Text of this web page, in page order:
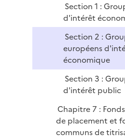
e
r
Section 1 :
d'intérêt
Section 2 :
européens
économique
Section 3 :
d'intérêt public
Chapitre 7 :
de placement et
communs de